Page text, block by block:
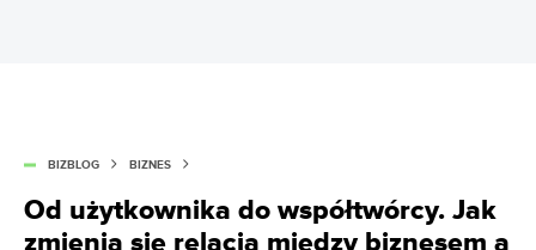
BIZBLOG BIZNES
Od użytkownika do współtwórcy. Jak
zmienia się relacja między biznesem a